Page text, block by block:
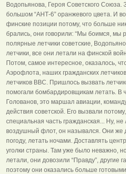
Водопьянова, Героя Советского Союза.
большом “АНТ-6” оранжевого цвета. И
финские позиции потому, что больше
брались, они говорили: “Мы боимся, мы
полярные летчики советские,
летчики, все они летали на финской
Потом, самое интересное, оказалось,
Аэрофлота, наших гражданских
летчиков ВВС. Пришлось вызвать
помогали бомбардировщикам летать. В
Голованов, это маршал авиации,
действия советской. Его вызвали
специальная часть гражданская... Ну,
воздушный флот, он назывался. Они
погоду, летать ночами. Доставлять
уголки страны. Там уже было неважно,
летали, они довозили “Правду”, другие
поэтому они оказались больше